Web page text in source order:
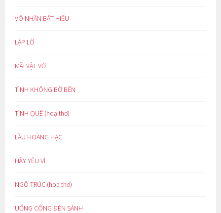
VÔ NHÂN BẤT HIẾU
LẬP LỜ
MÃI VẬT VỜ
TÌNH KHÔNG BỜ BẾN
TÌNH QUÊ (hoạ thơ)
LẦU HOÀNG HẠC
HÃY YÊU VÌ
NGÕ TRÚC (hoạ thơ)
UỔNG CÔNG ĐÈN SÁNH